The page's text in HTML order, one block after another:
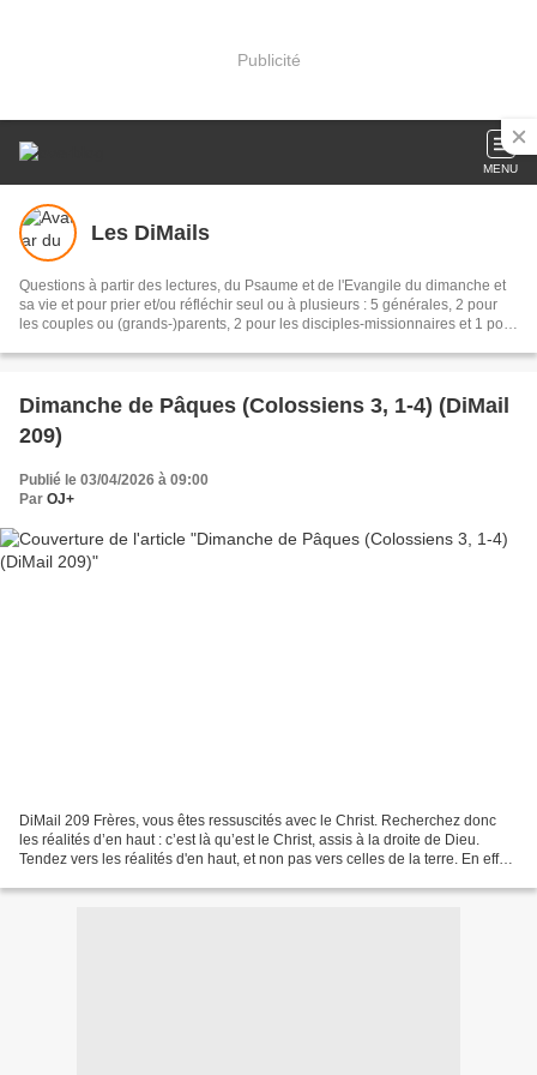
Publicité
MENU
Les DiMails
Questions à partir des lectures, du Psaume et de l'Evangile du dimanche et
sa vie et pour prier et/ou réfléchir seul ou à plusieurs : 5 générales, 2 pour
les couples ou (grands-)parents, 2 pour les disciples-missionnaires et 1 pour
Dimanche de Pâques (Colossiens 3, 1-4) (DiMail
209)
Publié le 03/04/2026 à 09:00
Par OJ+
DiMail 209 Frères, vous êtes ressuscités avec le Christ. Recherchez donc
les réalités d’en haut : c’est là qu’est le Christ, assis à la droite de Dieu.
Tendez vers les réalités d'en haut, et non pas vers celles de la terre. En effet,